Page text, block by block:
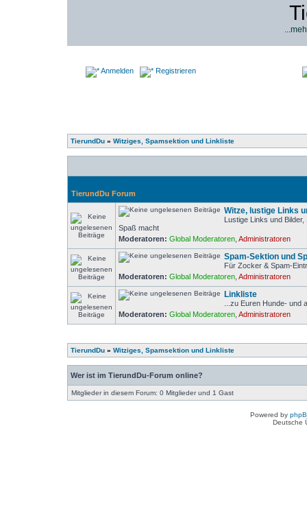
Anmelden Registrieren
TierundDu » Witziges, Spamsektion und Linkliste
TierundDu Forum
Witze, lustige Links
Lustige Links und
Spaß macht
Moderatoren: Global Moderatoren Administratoren
Spam-Sektion und
Für Zocker & Spam-
Moderatoren: Global Moderatoren Administratoren
Linkliste
...zu Euren Hunde- und
Moderatoren: Global Moderatoren Administratoren
TierundDu » Witziges, Spamsektion und Linkliste
Wer ist im TierundDu-Forum online?
Mitglieder in diesem Forum: 0 Mitglieder und 1 Gast
Powered by
Deutsche